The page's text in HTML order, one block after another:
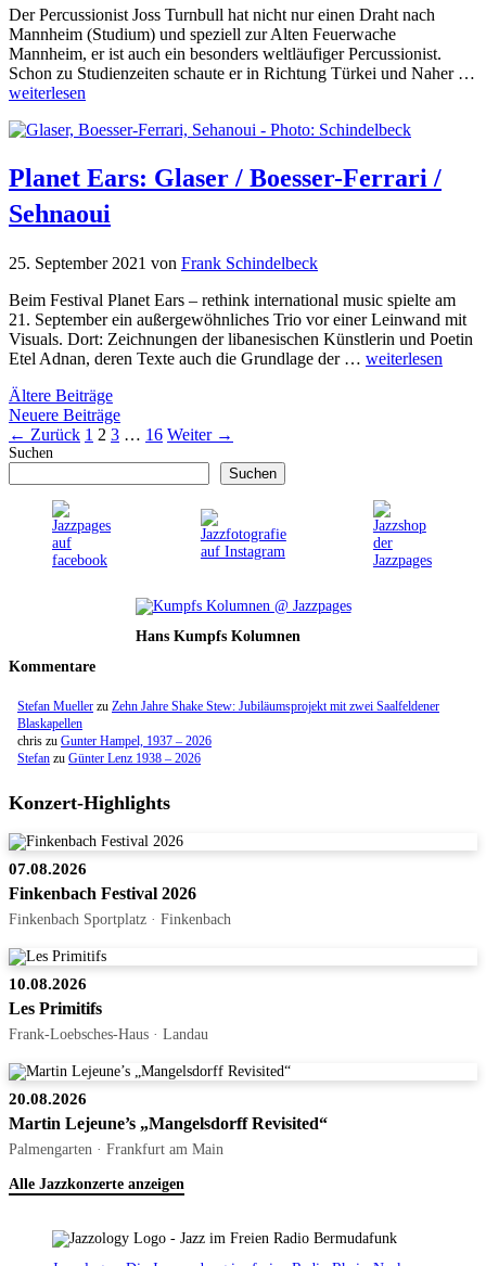
Der Percussionist Joss Turnbull hat nicht nur einen Draht nach
Mannheim (Studium) und speziell zur Alten Feuerwache
Mannheim, er ist auch ein besonders weltläufiger Percussionist.
Schon zu Studienzeiten schaute er in Richtung Türkei und Naher …
weiterlesen
Planet Ears: Glaser / Boesser-Ferrari /
Sehnaoui
25. September 2021 von Frank Schindelbeck
Beim Festival Planet Ears – rethink international music spielte am
21. September ein außergewöhnliches Trio vor einer Leinwand mit
Visuals. Dort: Zeichnungen der libanesischen Künstlerin und Poetin
Etel Adnan, deren Texte auch die Grundlage der … weiterlesen
Ältere Beiträge
Neuere Beiträge
← Zurück Seite
1 Seite
2 Seite
3 … Seite
16 Weiter →
Suchen
Suchen
Hans Kumpfs Kolumnen
Kommentare
Stefan Mueller zu Zehn Jahre Shake Stew: Jubiläumsprojekt mit zwei Saalfeldener
Blaskapellen
chris zu Gunter Hampel, 1937 – 2026
Stefan zu Günter Lenz 1938 – 2026
Konzert-Highlights
07.08.2026
Finkenbach Festival 2026
Finkenbach Sportplatz · Finkenbach
10.08.2026
Les Primitifs
Frank-Loebsches-Haus · Landau
20.08.2026
Martin Lejeune’s „Mangelsdorff Revisited“
Palmengarten · Frankfurt am Main
Alle Jazzkonzerte anzeigen